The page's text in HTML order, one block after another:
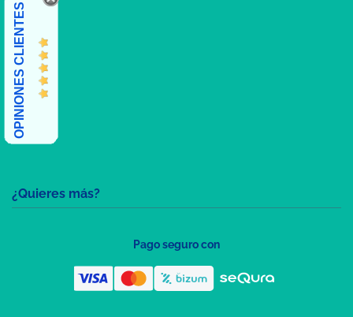
¿Quieres más?
OPINIONES CLIENTES
Pago seguro con